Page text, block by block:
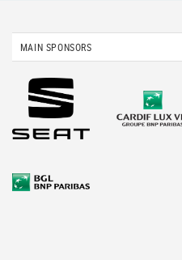
MAIN SPONSORS